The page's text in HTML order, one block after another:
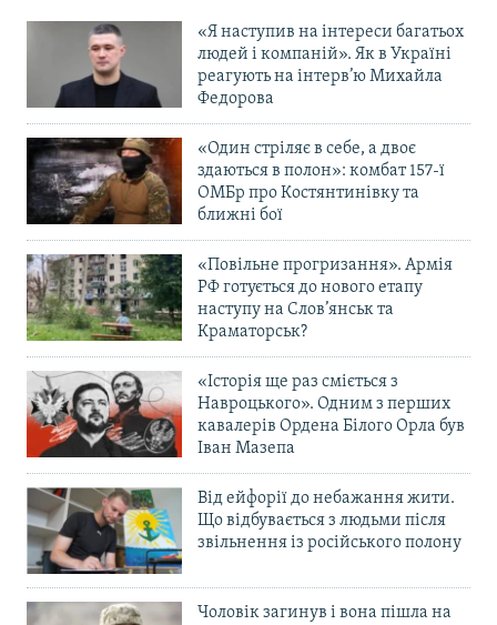
«Я наступив на інтереси багатьох
людей і компаній». Як в Україні
реагують на інтерв’ю Михайла
Федорова
«Один стріляє в себе, а двоє
здаються в полон»: комбат 157-ї
ОМБр про Костянтинівку та
ближні бої
«Повільне прогризання». Армія
РФ готується до нового етапу
наступу на Слов’янськ та
Краматорськ?
«Історія ще раз сміється з
Навроцького». Одним з перших
кавалерів Ордена Білого Орла був
Іван Мазепа
Від ейфорії до небажання жити.
Що відбувається з людьми після
звільнення із російського полону
Чоловік загинув і вона пішла на